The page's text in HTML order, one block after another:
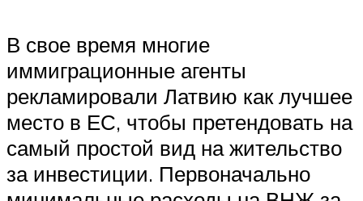
В свое время многие
иммиграционные агенты
рекламировали Латвию как лучшее
место в ЕС, чтобы претендовать на
самый простой вид на жительство
за инвестиции. Первоначально